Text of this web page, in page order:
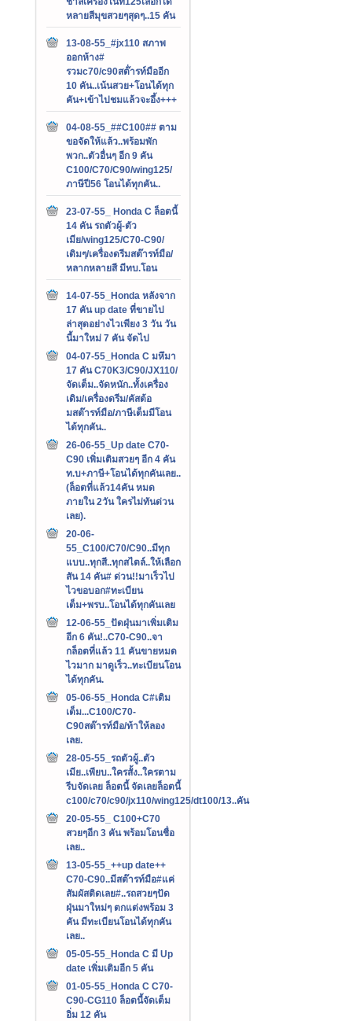
หลายสีมุขสวยๆสุดๆ..15 คัน
13-08-55_#jx110 สภาพ
ออกห้าง#
รวมc70/c90สต๊่ารท์มืออีก
10 คัน..เน้นสวย+โอนได้ทุก
คัน+เข้าไปชมแล้วจะอึ้ง+++
04-08-55_##C100## ตาม
ขอจัดให้แล้ว..พร้อมพัก
พวก..ตัวอื่นๆ อีก 9 คัน
C100/C70/C90/wing125/
ภาษีปี56 โอนได้ทุกคัน..
23-07-55_ Honda C ล็อตนี้
14 คัน รถตัวผู้-ตัว
เมีย/wing125/C70-C90/
เดิมๆ/เครื่องดรีมสต๊ารท์มือ/
หลากหลายสี มีทบ.โอน
14-07-55_Honda หลังจาก
17 คัน up date ที่ขายไป
ล่าสุดอย่างไวเพียง 3 วัน วัน
นี้มาใหม่ 7 คัน จัดไป
04-07-55_Honda C มหึมา
17 คัน C70K3/C90/JX110/
จัดเต็ม..จัดหนัก..ทั้งเครื่อง
เดิม/เครื่องดรีม/คัสต้อ
มสต๊ารท์มือ/ภาษีเต็มมีโอน
ได้ทุกคัน..
26-06-55_Up date C70-
C90 เพิ่มเติมสวยๆ อีก 4 คัน
ท.บ+ภาษี+โอนได้ทุกคันเลย..
(ล็อตที่แล้ว14คัน หมด
ภายใน 2วัน ใครไม่ทันด่วน
เลย).
20-06-
55_C100/C70/C90..มีทุก
แบบ..ทุกสี..ทุกสไตล์..ให้เลือก
สัน 14 คัน# ด่วน!!มาเร็วไป
ไวขอบอก#ทะเบียน
เต็ม+พรบ..โอนได้ทุกคันเลย
12-06-55_ปัดฝุ่นมาเพิ่มเติม
อีก 6 คัน!..C70-C90..จา
กล็อตที่แล้ว 11 คันขายหมด
ไวมาก มาดูเร็ว..ทะเบียนโอน
ได้ทุกคัน.
05-06-55_Honda C#เติม
เต็ม...C100/C70-
C90สต๊ารท์มือ/ท้าให้ลอง
เลย.
28-05-55_รถตัวผู้..ตัว
เมีย..เพียบ..ใครสั้ง..ใครตาม
รีบจัดเลย ล็อตนี้ จัดเลยล็อตนี้
c100/c70/c90/jx110/wing125/dt100/13..คัน
20-05-55_ C100+C70
สวยๆอีก 3 คัน พร้อมโอนชื่อ
เลย..
13-05-55_++up date++
C70-C90..มีสต๊ารท์มือ#แค่
สัมผัสติดเลย#..รถสวยๆปัด
ฝุ่นมาใหม่ๆ ตกแต่งพร้อม 3
คัน มีทะเบียนโอนได้ทุกคัน
เลย..
05-05-55_Honda C มี Up
date เพิ่มเติมอีก 5 คัน
01-05-55_Honda C C70-
C90-CG110 ล็อตนี้จัดเต็ม
อิ่ม 12 คัน